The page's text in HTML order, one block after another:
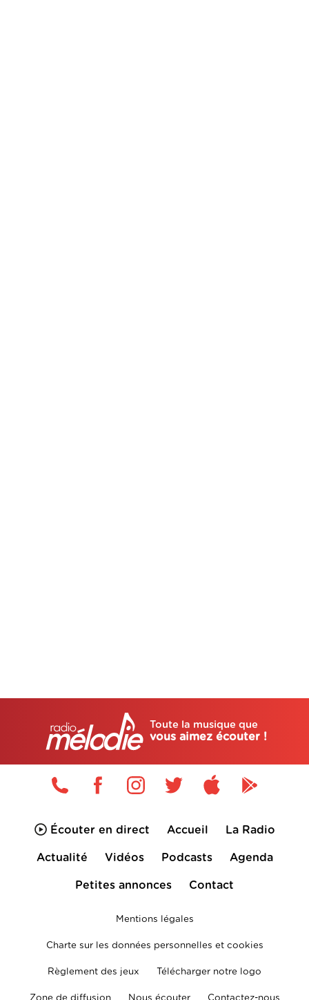
Toute la musique que
vous aimez écouter !
Écouter en direct Accueil La Radio
Actualité Vidéos Podcasts Agenda
Petites annonces Contact
Mentions légales
Charte sur les données personnelles et cookies
Règlement des jeux Télécharger notre logo
Zone de diffusion Nous écouter Contactez-nous